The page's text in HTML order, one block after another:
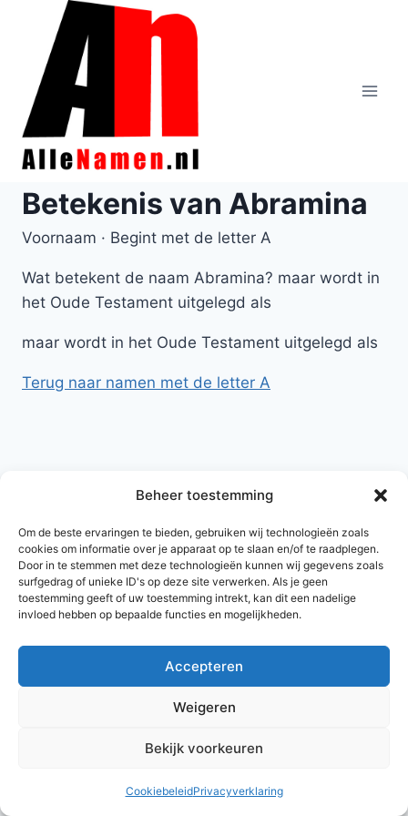
Beheer toestemming
Om de beste ervaringen te bieden, gebruiken wij technologieën zoals
cookies om informatie over je apparaat op te slaan en/of te raadplegen.
Door in te stemmen met deze technologieën kunnen wij gegevens zoals
surfgedrag of unieke ID's op deze site verwerken. Als je geen
toestemming geeft of uw toestemming intrekt, kan dit een nadelige
invloed hebben op bepaalde functies en mogelijkheden.
Accepteren
Weigeren
Bekijk voorkeuren
CookiebeleidPrivacyverklaring
Doorgaan
inhoud
Betekenis van Abramina
Voornaam · Begint met de letter A
Wat betekent de naam Abramina? maar wordt in
het Oude Testament uitgelegd als
maar wordt in het Oude Testament uitgelegd als
Terug naar namen met de letter A
© 2026 AlleNamen.nl